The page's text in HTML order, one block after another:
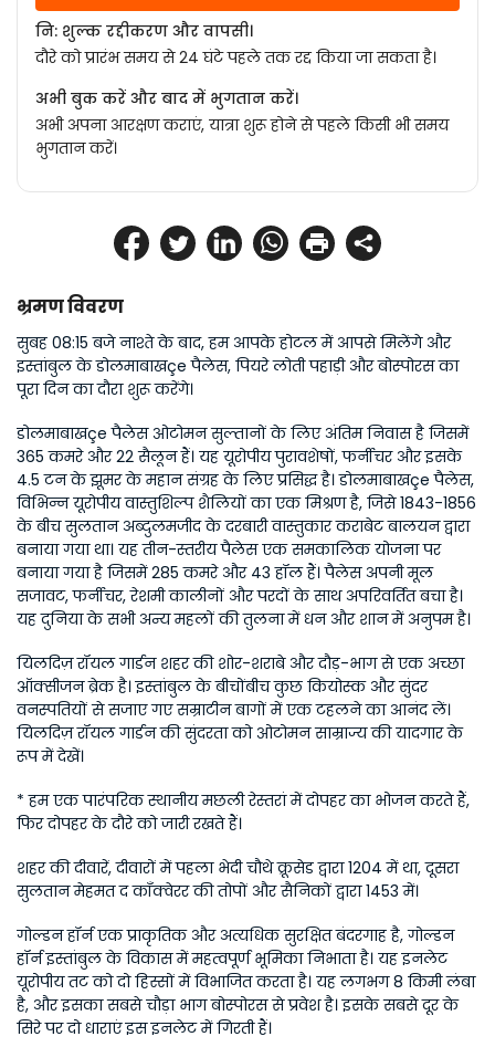
भ्रमण विवरण
सुबह 08:15 बजे नाश्ते के बाद, हम आपके होटल में आपसे मिलेंगे और
इस्तांबुल के डोलमाबाखçe पैलेस, पियरे लोती पहाड़ी और बोस्पोरस का
पूरा दिन का दौरा शुरू करेंगे।
डोलमाबाखçe पैलेस ओटोमन सुल्तानों के लिए अंतिम निवास है जिसमें
365 कमरे और 22 सैलून हैं। यह यूरोपीय पुरावशेषों, फर्नीचर और इसके
4.5 टन के झूमर के महान संग्रह के लिए प्रसिद्ध है। डोलमाबाखçe पैलेस,
विभिन्न यूरोपीय वास्तुशिल्प शैलियों का एक मिश्रण है, जिसे 1843-1856
के बीच सुलतान अब्दुलमजीद के दरबारी वास्तुकार कराबेट बालयन द्वारा
बनाया गया था। यह तीन-स्तरीय पैलेस एक समकालिक योजना पर
बनाया गया है जिसमें 285 कमरे और 43 हॉल हैं। पैलेस अपनी मूल
सजावट, फर्नीचर, रेशमी कालीनों और परदों के साथ अपरिवर्तित बचा है।
यह दुनिया के सभी अन्य महलों की तुलना में धन और शान में अनुपम है।
यिलदिज़ रॉयल गार्डन शहर की शोर-शराबे और दौड़-भाग से एक अच्छा
ऑक्सीजन ब्रेक है। इस्तांबुल के बीचोंबीच कुछ कियोस्क और सुंदर
वनस्पतियों से सजाए गए सम्राटीन बागों में एक टहलने का आनंद लें।
यिलदिज़ रॉयल गार्डन की सुंदरता को ओटोमन साम्राज्य की यादगार के
रूप में देखें।
* हम एक पारंपरिक स्थानीय मछली रेस्तरां में दोपहर का भोजन करते हैं,
फिर दोपहर के दौरे को जारी रखते हैं।
शहर की दीवारें, दीवारों में पहला भेदी चौथे क्रूसेड द्वारा 1204 में था, दूसरा
सुलतान मेहमत द कॉंक्वेरर की तोपों और सैनिकों द्वारा 1453 में।
गोल्डन हॉर्न एक प्राकृतिक और अत्यधिक सुरक्षित बंदरगाह है, गोल्डन
हॉर्न इस्तांबुल के विकास में महत्वपूर्ण भूमिका निभाता है। यह इनलेट
यूरोपीय तट को दो हिस्सों में विभाजित करता है। यह लगभग 8 किमी लंबा
है, और इसका सबसे चौड़ा भाग बोस्पोरस से प्रवेश है। इसके सबसे दूर के
सिरे पर दो धाराएं इस इनलेट में गिरती हैं।
नि: शुल्क रद्दीकरण और वापसी।
दौरे को प्रारंभ समय से 24 घंटे पहले तक रद्द किया जा सकता है।
अभी बुक करें और बाद में भुगतान करें।
अभी अपना आरक्षण कराएं, यात्रा शुरू होने से पहले किसी भी समय
भुगतान करें।